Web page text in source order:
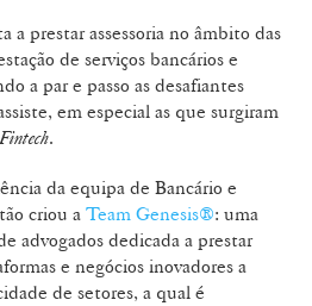
a prestar assessoria no âmbito das
de serviços bancários e
a par e passo as desafiantes
em especial as que surgiram
Fintech.
da equipa de Bancário e
criou a Team Genesis®: uma
advogados dedicada a prestar
e negócios inovadores a
de setores, a qual é